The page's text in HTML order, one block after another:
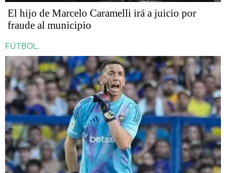
​​​​​El hijo de Marcelo Caramelli irá a juicio por
fraude al municipio
FÚTBOL.